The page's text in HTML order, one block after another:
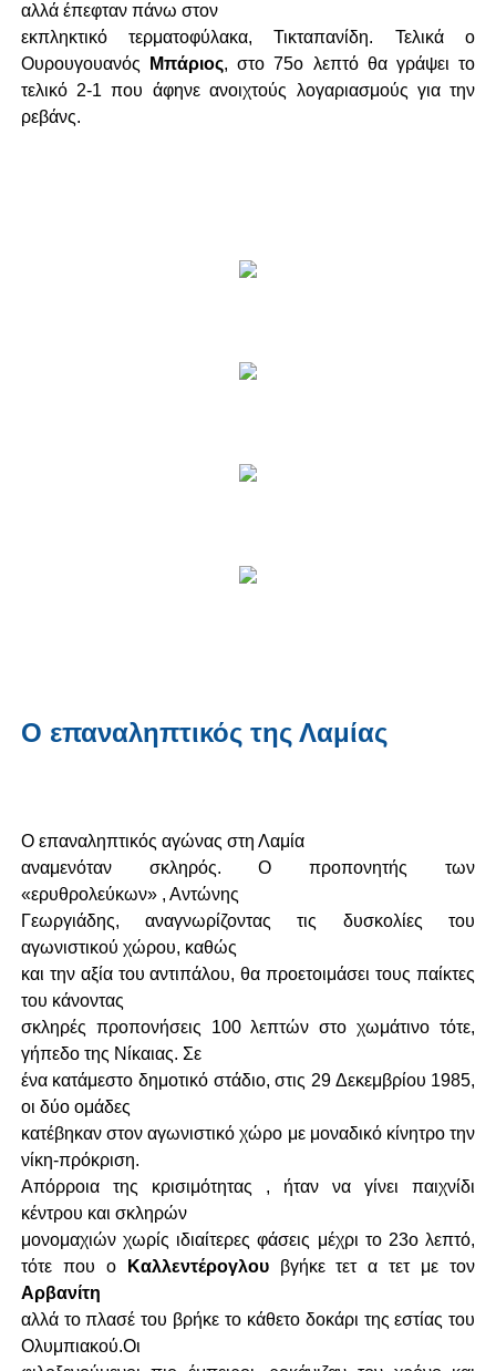
αλλά έπεφταν πάνω στον
εκπληκτικό τερματοφύλακα, Τικταπανίδη. Τελικά ο
Ουρουγουανός
Μπάριος, στο 75ο λεπτό θα γράψει το
τελικό 2-1 που άφηνε ανοιχτούς λογαριασμούς για την
ρεβάνς.
Ο επαναληπτικός της Λαμίας
Ο επαναληπτικός αγώνας στη Λαμία
αναμενόταν σκληρός. Ο προπονητής των
«ερυθρολεύκων» , Αντώνης
Γεωργιάδης, αναγνωρίζοντας τις δυσκολίες του
αγωνιστικού χώρου, καθώς
και την αξία του αντιπάλου, θα προετοιμάσει τους παίκτες
του κάνοντας
σκληρές προπονήσεις 100 λεπτών στο χωμάτινο τότε,
γήπεδο της Νίκαιας. Σε
ένα κατάμεστο δημοτικό στάδιο, στις 29 Δεκεμβρίου 1985,
οι δύο ομάδες
κατέβηκαν στον αγωνιστικό χώρο με μοναδικό κίνητρο την
νίκη-πρόκριση.
Απόρροια της κρισιμότητας , ήταν να γίνει παιχνίδι
κέντρου και σκληρών
μονομαχιών χωρίς ιδιαίτερες φάσεις μέχρι το 23ο λεπτό,
τότε που ο
Καλλεντέρογλουβγήκε τετ α τετ με τον
Αρβανίτη
αλλά το πλασέ του βρήκε το κάθετο δοκάρι της εστίας του
Ολυμπιακού.Οι